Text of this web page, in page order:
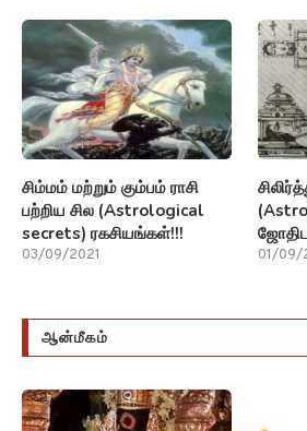
சிம்மம் மற்றும் கும்பம் ராசி
பற்றிய சில (Astrological
secrets) ரகசியங்கள்!!!
03/09/2021 01/09/
ஆன்மீகம்